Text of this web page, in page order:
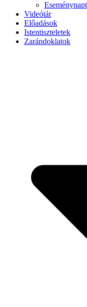
Videótár
Előadások
Istentiszteletek
Zarándoklatok